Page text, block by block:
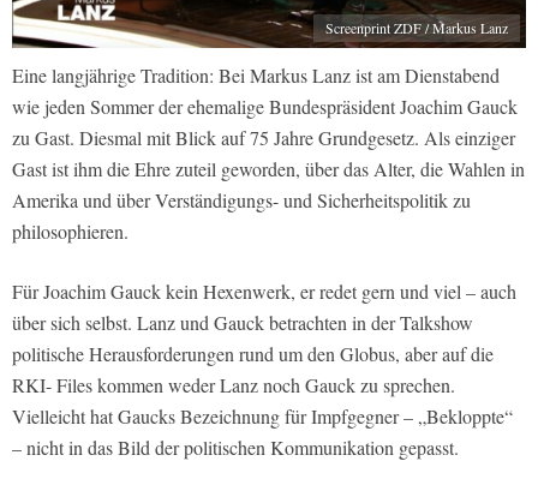
Screenprint ZDF / Markus Lanz
Eine langjährige Tradition: Bei Markus Lanz ist am Dienstabend
wie jeden Sommer der ehemalige Bundespräsident Joachim Gauck
zu Gast. Diesmal mit Blick auf 75 Jahre Grundgesetz. Als einziger
Gast ist ihm die Ehre zuteil geworden, über das Alter, die Wahlen in
Amerika und über Verständigungs- und Sicherheitspolitik zu
philosophieren.
Für Joachim Gauck kein Hexenwerk, er redet gern und viel – auch
über sich selbst. Lanz und Gauck betrachten in der Talkshow
politische Herausforderungen rund um den Globus, aber auf die
RKI- Files kommen weder Lanz noch Gauck zu sprechen.
Vielleicht hat Gaucks Bezeichnung für Impfgegner – „Bekloppte“
– nicht in das Bild der politischen Kommunikation gepasst.